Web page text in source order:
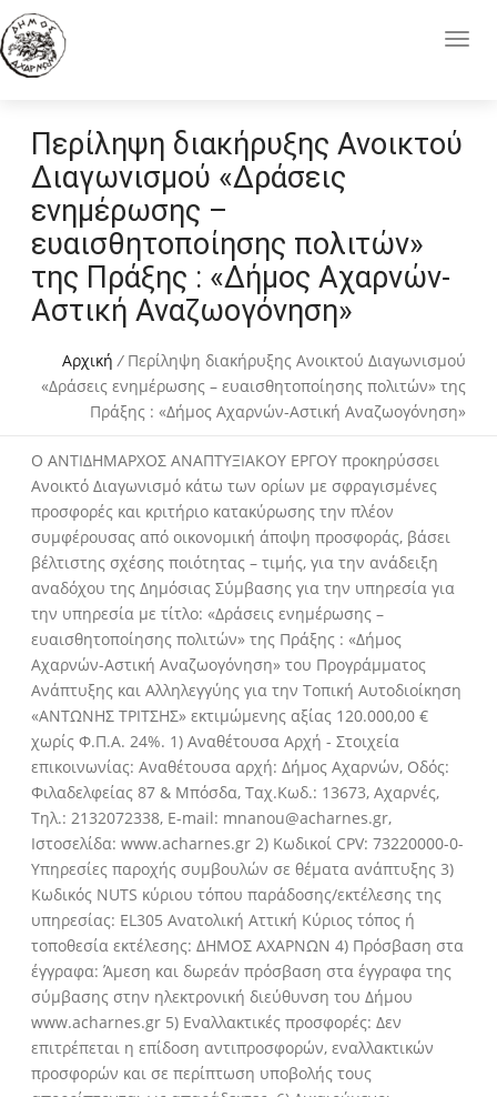
Περίληψη διακήρυξης Ανοικτού
Διαγωνισμού «Δράσεις
ενημέρωσης –
ευαισθητοποίησης πολιτών»
της Πράξης : «Δήμος Αχαρνών-
Αστική Αναζωογόνηση»
Αρχική / Περίληψη διακήρυξης Ανοικτού Διαγωνισμού
«Δράσεις ενημέρωσης – ευαισθητοποίησης πολιτών» της
Πράξης : «Δήμος Αχαρνών-Αστική Αναζωογόνηση»
Ο ΑΝΤΙΔΗΜΑΡΧΟΣ ΑΝΑΠΤΥΞΙΑΚΟΥ ΕΡΓΟΥ προκηρύσσει
Ανοικτό Διαγωνισμό κάτω των ορίων με σφραγισμένες
προσφορές και κριτήριο κατακύρωσης την πλέον
συμφέρουσας από οικονομική άποψη προσφοράς, βάσει
βέλτιστης σχέσης ποιότητας – τιμής, για την ανάδειξη
αναδόχου της Δημόσιας Σύμβασης για την υπηρεσία για
την υπηρεσία με τίτλο: «Δράσεις ενημέρωσης –
ευαισθητοποίησης πολιτών» της Πράξης : «Δήμος
Αχαρνών-Αστική Αναζωογόνηση» του Προγράμματος
Ανάπτυξης και Αλληλεγγύης για την Τοπική Αυτοδιοίκηση
«ΑΝΤΩΝΗΣ ΤΡΙΤΣΗΣ» εκτιμώμενης αξίας 120.000,00 €
χωρίς Φ.Π.Α. 24%. 1) Αναθέτουσα Αρχή - Στοιχεία
επικοινωνίας: Αναθέτουσα αρχή: Δήμος Αχαρνών, Οδός:
Φιλαδελφείας 87 & Μπόσδα, Ταχ.Κωδ.: 13673, Αχαρνές,
Τηλ.: 2132072338, E-mail: mnanou@acharnes.gr,
Ιστοσελίδα: www.acharnes.gr 2) Κωδικοί CPV: 73220000-0-
Υπηρεσίες παροχής συμβουλών σε θέματα ανάπτυξης 3)
Κωδικός NUTS κύριου τόπου παράδοσης/εκτέλεσης της
υπηρεσίας: EL305 Ανατολική Αττική Κύριος τόπος ή
τοποθεσία εκτέλεσης: ΔΗΜΟΣ ΑΧΑΡΝΩΝ 4) Πρόσβαση στα
έγγραφα: Άμεση και δωρεάν πρόσβαση στα έγγραφα της
σύμβασης στην ηλεκτρονική διεύθυνση του Δήμου
www.acharnes.gr 5) Εναλλακτικές προσφορές: Δεν
επιτρέπεται η επίδοση αντιπροσφορών, εναλλακτικών
προσφορών και σε περίπτωση υποβολής τους